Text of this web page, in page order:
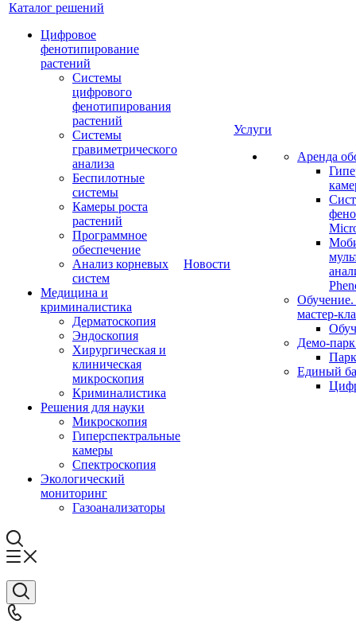
Каталог решений
Цифровое
фенотипирование
растений
Системы
цифрового
фенотипирования
растений
Системы
гравиметрического
анализа
Беспилотные
системы
Камеры роста
растений
Программное
обеспечение
Анализ корневых
систем
Медицина и
криминалистика
Дерматоскопия
Эндоскопия
Хирургическая и
клиническая
микроскопия
Криминалистика
Решения для науки
Микроскопия
Гиперспектральные
камеры
Спектроскопия
Экологический
мониторинг
Газоанализаторы
Новости
Услуги
Аренда
мастер-
Демо-
Парк
Единый